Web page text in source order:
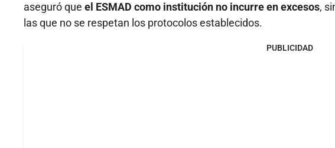
aseguró que el ESMAD como institución no incurre en excesos,
las que no se respetan los protocolos establecidos.
PUBLICIDAD